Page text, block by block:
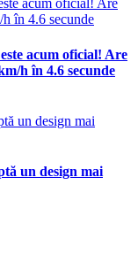
acum oficial! Are
h în 4.6 secunde
un design mai